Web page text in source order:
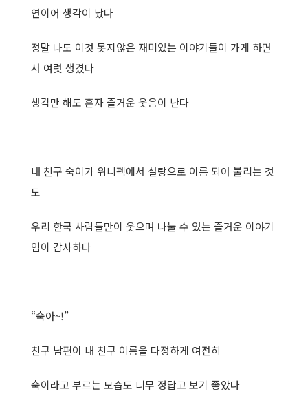
연이어 생각이 났다
정말 나도 이것 못지않은 재미있는 이야기들이 가게 하면
서 여럿 생겼다
생각만 해도 혼자 즐거운 웃음이 난다
내 친구 숙이가 위니펙에서 설탕으로 이름 되어 불리는 것
도
우리 한국 사람들만이 웃으며 나눌 수 있는 즐거운 이야기
임이 감사하다
“숙아~!”
친구 남편이 내 친구 이름을 다정하게 여전히
숙이라고 부르는 모습도 너무 정답고 보기 좋았다